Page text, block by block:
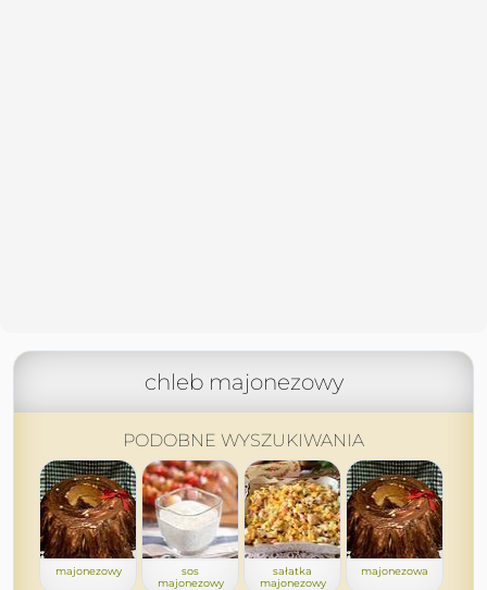
chleb majonezowy
PODOBNE WYSZUKIWANIA
majonezowy
sos
majonezowy
sałatka
majonezowy
majonezowa